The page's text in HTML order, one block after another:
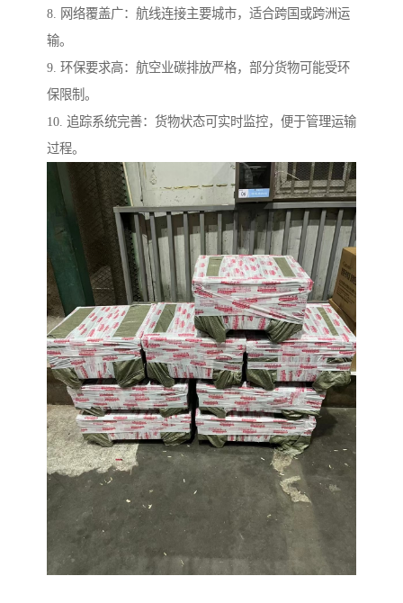
8. 网络覆盖广：航线连接主要城市，适合跨国或跨洲运
输。
9. 环保要求高：航空业碳排放严格，部分货物可能受环
保限制。
10. 追踪系统完善：货物状态可实时监控，便于管理运输
过程。